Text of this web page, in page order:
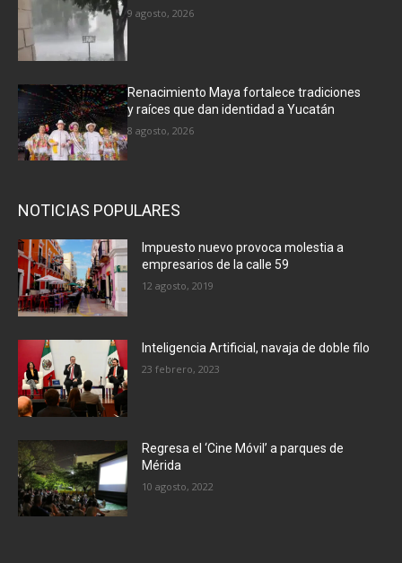
9 agosto, 2026
Renacimiento Maya fortalece tradiciones
y raíces que dan identidad a Yucatán
8 agosto, 2026
NOTICIAS POPULARES
Impuesto nuevo provoca molestia a
empresarios de la calle 59
12 agosto, 2019
Inteligencia Artificial, navaja de doble filo
23 febrero, 2023
Regresa el ‘Cine Móvil’ a parques de
Mérida
10 agosto, 2022